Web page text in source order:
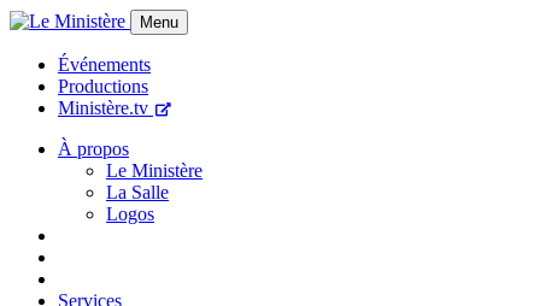
Menu
Événements
Productions
Ministère.tv
À propos
Le Ministère
La Salle
Logos
Services